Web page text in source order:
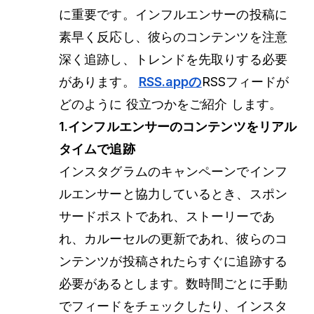
に重要です。インフルエンサーの投稿に
素早く反応し、彼らのコンテンツを注意
深く追跡し、トレンドを先取りする必要
があります。 RSS.appのRSSフィードが
どのように 役立つかをご紹介 します。
1.インフルエンサーのコンテンツをリアル
タイムで追跡
インスタグラムのキャンペーンでインフ
ルエンサーと協力しているとき、スポン
サードポストであれ、ストーリーであ
れ、カルーセルの更新であれ、彼らのコ
ンテンツが投稿されたらすぐに追跡する
必要があるとします。数時間ごとに手動
でフィードをチェックしたり、インスタ